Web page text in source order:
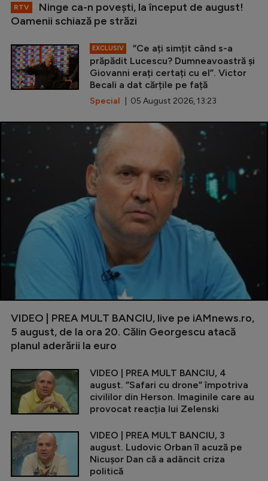
RTV
Ninge ca-n povești, la început de august!
Oamenii schiază pe străzi
EXCLUSIV
”Ce ați simțit când s-a
prăpădit Lucescu? Dumneavoastră și
Giovanni erați certați cu el”. Victor
Becali a dat cărțile pe față
Special | 05 August 2026, 13:23
VIDEO | PREA MULT BANCIU, live pe iAMnews.ro,
5 august, de la ora 20. Călin Georgescu atacă
planul aderării la euro
VIDEO | PREA MULT BANCIU, 4
august. ”Safari cu drone” împotriva
civililor din Herson. Imaginile care au
provocat reacția lui Zelenski
VIDEO | PREA MULT BANCIU, 3
august. Ludovic Orban îl acuză pe
Nicușor Dan că a adâncit criza
politică